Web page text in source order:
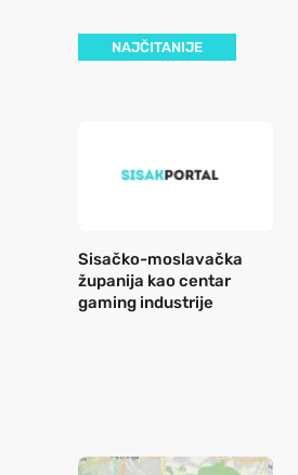
NAJČITANIJE
Sisačko-moslavačka
županija kao centar
gaming industrije